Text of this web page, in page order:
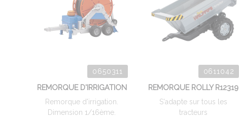
0650311
REMORQUE D'IRRIGATION
Remorque d'irrigation.
Dimension 1/16ème.
0611042
REMORQUE ROLLY R12319
S'adapte sur tous les
tracteurs